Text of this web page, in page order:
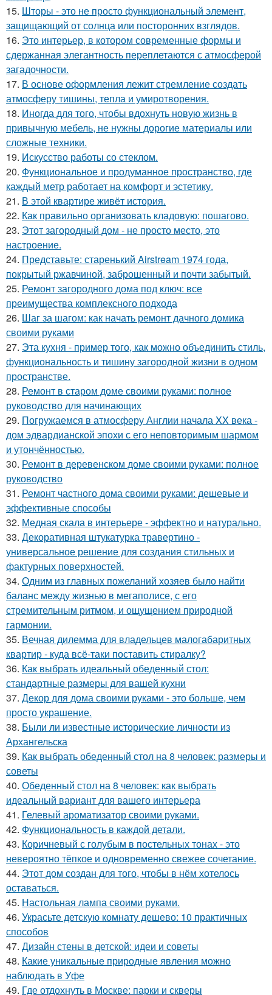
15. Шторы - это не просто функциональный элемент,
защищающий от солнца или посторонних взглядов.
16. Это интерьер, в котором современные формы и
сдержанная элегантность переплетаются с атмосферой
загадочности.
17. В основе оформления лежит стремление создать
атмосферу тишины, тепла и умиротворения.
18. Иногда для того, чтобы вдохнуть новую жизнь в
привычную мебель, не нужны дорогие материалы или
сложные техники.
19. Искусство работы со стеклом.
20. Функциональное и продуманное пространство, где
каждый метр работает на комфорт и эстетику.
21. В этой квартире живёт история.
22. Как правильно организовать кладовую: пошагово.
23. Этот загородный дом - не просто место, это
настроение.
24. Представьте: старенький Airstream 1974 года,
покрытый ржавчиной, заброшенный и почти забытый.
25. Ремонт загородного дома под ключ: все
преимущества комплексного подхода
26. Шаг за шагом: как начать ремонт дачного домика
своими руками
27. Эта кухня - пример того, как можно объединить стиль,
функциональность и тишину загородной жизни в одном
пространстве.
28. Ремонт в старом доме своими руками: полное
руководство для начинающих
29. Погружаемся в атмосферу Англии начала XX века -
дом эдвардианской эпохи с его неповторимым шармом
и утончённостью.
30. Ремонт в деревенском доме своими руками: полное
руководство
31. Ремонт частного дома своими руками: дешевые и
эффективные способы
32. Медная скала в интерьере - эффектно и натурально.
33. Декоративная штукатурка травертино -
универсальное решение для создания стильных и
фактурных поверхностей.
34. Одним из главных пожеланий хозяев было найти
баланс между жизнью в мегаполисе, с его
стремительным ритмом, и ощущением природной
гармонии.
35. Вечная дилемма для владельцев малогабаритных
квартир - куда всё-таки поставить стиралку?
36. Как выбрать идеальный обеденный стол:
стандартные размеры для вашей кухни
37. Декор для дома своими руками - это больше, чем
просто украшение.
38. Были ли известные исторические личности из
Архангельска
39. Как выбрать обеденный стол на 8 человек: размеры и
советы
40. Обеденный стол на 8 человек: как выбрать
идеальный вариант для вашего интерьера
41. Гелевый ароматизатор своими руками.
42. Функциональность в каждой детали.
43. Коричневый с голубым в постельных тонах - это
невероятно тёпкое и одновременно свежее сочетание.
44. Этот дом создан для того, чтобы в нём хотелось
оставаться.
45. Настольная лампа своими руками.
46. Украсьте детскую комнату дешево: 10 практичных
способов
47. Дизайн стены в детской: идеи и советы
48. Какие уникальные природные явления можно
наблюдать в Уфе
49. Где отдохнуть в Москве: парки и скверы